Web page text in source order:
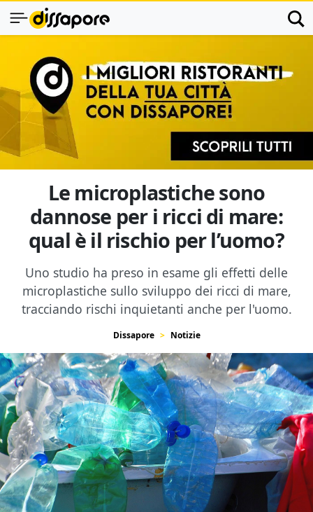
Le microplastiche sono
dannose per i ricci di mare:
qual è il rischio per l’uomo?
Uno studio ha preso in esame gli effetti delle
microplastiche sullo sviluppo dei ricci di mare,
tracciando rischi inquietanti anche per l'uomo.
Dissapore Notizie